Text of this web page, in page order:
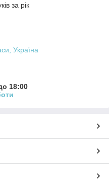
за рік
Україна
18:00